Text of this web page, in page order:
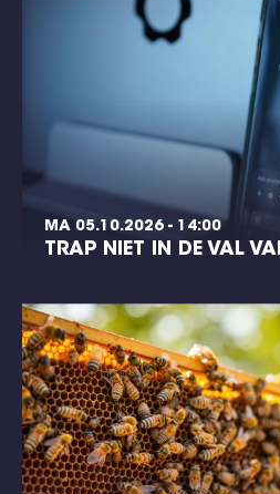
MA 05.10.2026 - 14:00
TRAP NIET IN DE VAL